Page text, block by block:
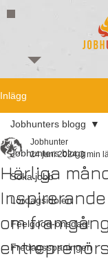
Inlägg
Jobhunters blogg
Söka jobb
Lördagsidolen
Feelgood-onsdag!
Fredagsspaningen
Jobhunters blogg
Härliga
om
Jobhunter
24 juni 2024 3 min